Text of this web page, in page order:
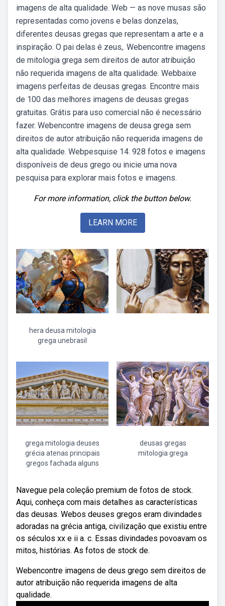
imagens de alta qualidade. Web — as nove musas são
representadas como jovens e belas donzelas,
diferentes deusas gregas que representam a arte e a
inspiração. O pai delas é zeus,. Webencontre imagens
de mitologia grega sem direitos de autor atribuição
não requerida imagens de alta qualidade. Webbaixe
imagens perfeitas de deusas gregas. Encontre mais
de 100 das melhores imagens de deusas gregas
gratuitas. Grátis para uso comercial não é necessário
fazer. Webencontre imagens de deusa grega sem
direitos de autor atribuição não requerida imagens de
alta qualidade. Webpesquise 14. 928 fotos e imagens
disponíveis de deus grego ou inicie uma nova
pesquisa para explorar mais fotos e imagens.
For more information, click the button below.
LEARN MORE
hera deusa mitologia
grega unebrasil
grega mitologia deuses
grécia atenas principais
gregos fachada alguns
deusas gregas
mitologia grega
Navegue pela coleção premium de fotos de stock.
Aqui, conheça com mais detalhes as características
das deusas. Webos deuses gregos eram divindades
adoradas na grécia antiga, civilização que existiu entre
os séculos xx e ii a. c. Essas divindades povoavam os
mitos, histórias. As fotos de stock de.
Webencontre imagens de deus grego sem direitos de
autor atribuição não requerida imagens de alta
qualidade.